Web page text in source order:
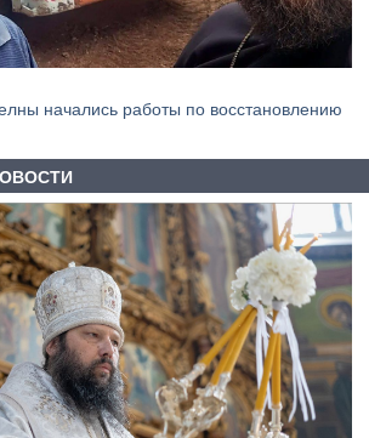
начались работы по восстановлению